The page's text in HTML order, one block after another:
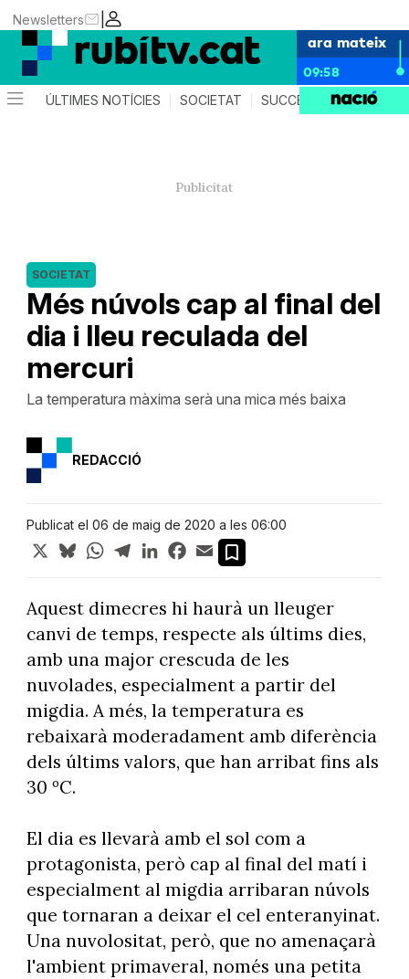
|
Newsletters
ara mateix
09:58
ÚLTIMES NOTÍCIES SOCIETAT SUCCESSOS
Més núvols cap al final del
dia i lleu reculada del
mercuri
SOCIETAT
La temperatura màxima serà una mica més baixa
REDACCIÓ
Publicat el 06 de maig de 2020 a les 06:00
X BlueskyWhatsApp
TelegramLinkedInFacebook
Email
Aquest dimecres hi haurà un lleuger
canvi de temps, respecte als últims dies,
amb una major crescuda de les
nuvolades, especialment a partir del
migdia. A més, la temperatura es
rebaixarà moderadament amb diferència
dels últims valors, que han arribat fins als
30 ºC.
El dia es llevarà amb el sol com a
protagonista, però cap al final del matí i
especialment al migdia arribaran núvols
que tornaran a deixar el cel enteranyinat.
Una nuvolositat, però, que no amenaçarà
l'ambient primaveral, només una petita